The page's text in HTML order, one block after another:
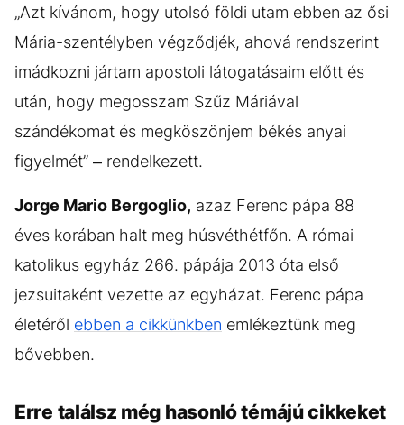
„Azt kívánom, hogy utolsó földi utam ebben az ősi
Mária-szentélyben végződjék, ahová rendszerint
imádkozni jártam apostoli látogatásaim előtt és
után, hogy megosszam Szűz Máriával
szándékomat és megköszönjem békés anyai
figyelmét” – rendelkezett.
Jorge Mario Bergoglio, azaz Ferenc pápa 88
éves korában halt meg húsvéthétfőn. A római
katolikus egyház 266. pápája 2013 óta első
jezsuitaként vezette az egyházat. Ferenc pápa
életéről ebben a cikkünkben emlékeztünk meg
bővebben.
Erre találsz még hasonló témájú cikkeket